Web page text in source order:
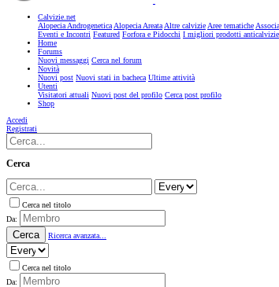
Calvizie.net
Alopecia AndrogeneticaAlopecia AreataAltre calvizieAree tematiche
Eventi e Incontri Featured Forfora e Pidocchi I migliori prodotti anticalvizie
Home
Forums
Nuovi messaggi Cerca nel forum
Novità
Nuovi post Nuovi stati in bacheca Ultime attività
Utenti
Visitatori attuali Nuovi post del profilo Cerca post profilo
Shop
Accedi
Registrati
Cerca
Cerca nel titolo
Da:
Cerca Ricerca avanzata...
Cerca nel titolo
Da: